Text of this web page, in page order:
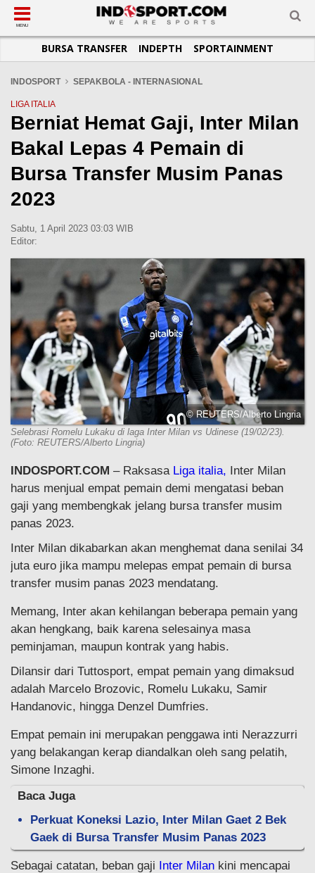
SUB-MENU
SEPAKBOLA
LIGA INGGRIS
LIGA ITALIA
LIGA SPANYOL
LIGA CHAMPIONS
LIGA PRANCIS
LIGA EUROPA
SUB-MENU
SPORTAINMENT
SUB-MENU
OTOMOTIF
OTOMANIA
SUB-MENU
BASKET
FUTSAL
OLIMPIK
E-SPORT
SUB-MENU
JADWAL
SUB-MENU
TOPIK HARI INI
INFOGRAFIS
GALERI FOTO
TEMPAT OLAHRAGA
PASUKAN SEHAT
MENU
BURSA TRANSFER INDEPTH SPORTAINMENT
INDOSPORT SEPAKBOLA - INTERNASIONAL
LIGA ITALIA
Berniat Hemat Gaji, Inter Milan
Bakal Lepas 4 Pemain di
Bursa Transfer Musim Panas
2023
Sabtu, 1 April 2023 03:03 WIB
Editor:
© REUTERS/Alberto Lingria
Selebrasi Romelu Lukaku di laga Inter Milan vs Udinese (19/02/23).
(Foto: REUTERS/Alberto Lingria)
INDOSPORT.COM – Raksasa Liga italia, Inter Milan
harus menjual empat pemain demi mengatasi beban
gaji yang membengkak jelang bursa transfer musim
panas 2023.
Inter Milan dikabarkan akan menghemat dana senilai 34
juta euro jika mampu melepas empat pemain di bursa
transfer musim panas 2023 mendatang.
Memang, Inter akan kehilangan beberapa pemain yang
akan hengkang, baik karena selesainya masa
peminjaman, maupun kontrak yang habis.
Dilansir dari Tuttosport, empat pemain yang dimaksud
adalah Marcelo Brozovic, Romelu Lukaku, Samir
Handanovic, hingga Denzel Dumfries.
Empat pemain ini merupakan penggawa inti Nerazzurri
yang belakangan kerap diandalkan oleh sang pelatih,
Simone Inzaghi.
Baca Juga
Perkuat Koneksi Lazio, Inter Milan Gaet 2 Bek
Gaek di Bursa Transfer Musim Panas 2023
Sebagai catatan, beban gaji Inter Milan kini mencapai